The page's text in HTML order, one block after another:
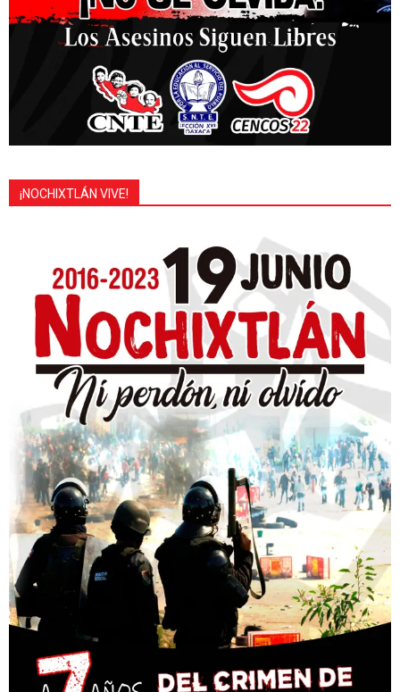
¡NOCHIXTLÁN VIVE!